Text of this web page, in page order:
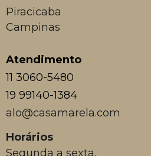
Piracicaba
Campinas
Atendimento
11 3060-5480
19 99140-1384
alo@casamarela.com
Horários
Segunda a sexta,